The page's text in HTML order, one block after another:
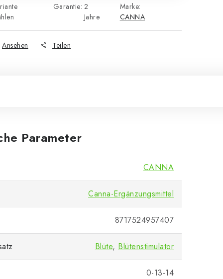
Marke:
CANNA
Garantie: 2
Jahre
Ansehen Teilen
Parameter
CANNA
Canna-Ergänzungsmittel
8717524957407
Blüte, Blütenstimulator
0-13-14